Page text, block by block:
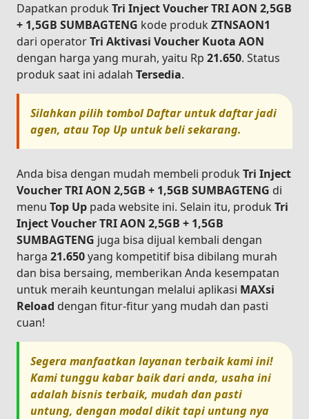
Dapatkan produk Tri Inject Voucher TRI AON 2,5GB
+ 1,5GB SUMBAGTENG kode produk ZTNSAON1
dari operatorTri Aktivasi Voucher Kuota AON
dengan harga yang murah, yaitu Rp 21.650. Status
produk saat ini adalah Tersedia.
Silahkan pilih tombolDaftaruntuk daftar jadi
agen, atau Top Up untuk beli sekarang.
Anda bisa dengan mudah membeli produk Tri Inject
Voucher TRI AON 2,5GB + 1,5GB SUMBAGTENG di
menu Top Up pada website ini. Selain itu, produk Tri
Inject Voucher TRI AON 2,5GB + 1,5GB
SUMBAGTENG juga bisa dijual kembali dengan
harga 21.650yang kompetitif bisa dibilang murah
dan bisa bersaing, memberikan Anda kesempatan
untuk meraih keuntungan melalui aplikasi MAXsi
Reload dengan fitur-fitur yang mudah dan pasti
cuan!
Segera manfaatkan layanan terbaik kami ini!
Kami tunggu kabar baik dari anda, usaha ini
adalah bisnis terbaik, mudah dan pasti
untung, dengan modal dikit tapi untung nya